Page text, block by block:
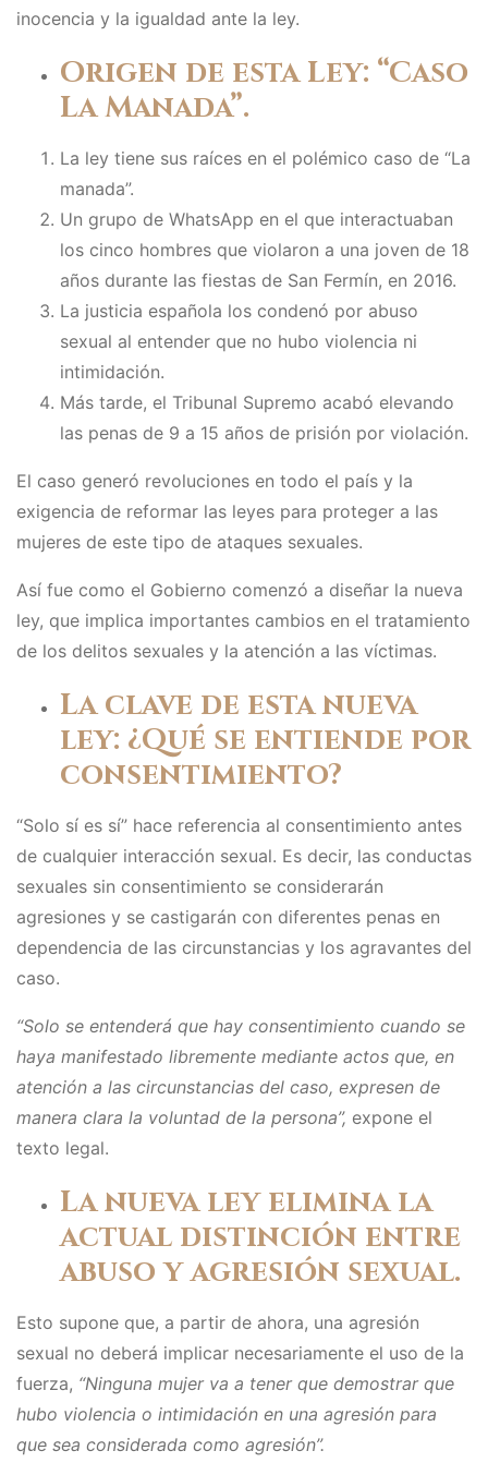
inocencia y la igualdad ante la ley.
Origen de esta Ley: “Caso
La Manada”.
La ley tiene sus raíces en el polémico caso de “La
manada”.
Un grupo de WhatsApp en el que interactuaban
los cinco hombres que violaron a una joven de 18
años durante las fiestas de San Fermín, en 2016.
La justicia española los condenó por abuso
sexual al entender que no hubo violencia ni
intimidación.
Más tarde, el Tribunal Supremo acabó elevando
las penas de 9 a 15 años de prisión por violación.
El caso generó revoluciones en todo el país y la
exigencia de reformar las leyes para proteger a las
mujeres de este tipo de ataques sexuales.
Así fue como el Gobierno comenzó a diseñar la nueva
ley, que implica importantes cambios en el tratamiento
de los delitos sexuales y la atención a las víctimas.
La clave de esta nueva
ley: ¿Qué se entiende por
consentimiento?
“Solo sí es sí” hace referencia al consentimiento antes
de cualquier interacción sexual. Es decir, las conductas
sexuales sin consentimiento se considerarán
agresiones y se castigarán con diferentes penas en
dependencia de las circunstancias y los agravantes del
caso.
“Solo se entenderá que hay consentimiento cuando se
haya manifestado libremente mediante actos que, en
atención a las circunstancias del caso, expresen de
manera clara la voluntad de la persona”, expone el
texto legal.
La nueva ley elimina la
actual distinción entre
abuso y agresión sexual.
Esto supone que, a partir de ahora, una agresión
sexual no deberá implicar necesariamente el uso de la
fuerza, “Ninguna mujer va a tener que demostrar que
hubo violencia o intimidación en una agresión para
que sea considerada como agresión”.